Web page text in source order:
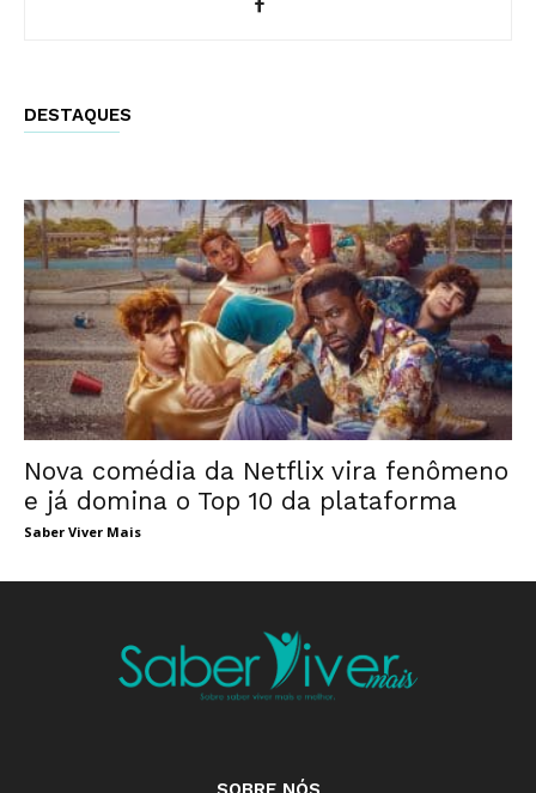
DESTAQUES
Nova comédia da Netflix vira fenômeno
e já domina o Top 10 da plataforma
Saber Viver Mais